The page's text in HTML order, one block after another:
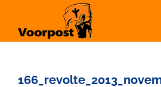
inhoud